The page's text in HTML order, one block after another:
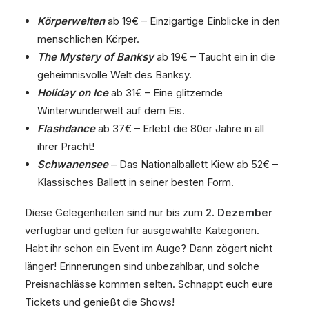
Körperweltenab 19€ – Einzigartige Einblicke in den
menschlichen Körper.
The Mystery of Banksyab 19€ – Taucht ein in die
geheimnisvolle Welt des Banksy.
Holiday on Iceab 31€ – Eine glitzernde
Winterwunderwelt auf dem Eis.
Flashdanceab 37€ – Erlebt die 80er Jahre in all
ihrer Pracht!
Schwanensee– Das Nationalballett Kiew ab 52€ –
Klassisches Ballett in seiner besten Form.
Diese Gelegenheiten sind nur bis zum 2. Dezember
verfügbar und gelten für ausgewählte Kategorien.
Habt ihr schon ein Event im Auge? Dann zögert nicht
länger! Erinnerungen sind unbezahlbar, und solche
Preisnachlässe kommen selten. Schnappt euch eure
Tickets und genießt die Shows!